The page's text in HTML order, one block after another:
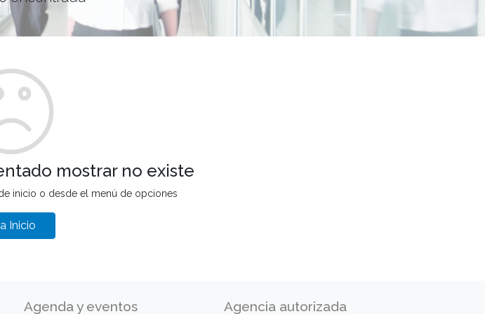
mostrar no existe
inicio o desde el menú de opciones
Inicio
Agenda y eventos Agencia autorizada